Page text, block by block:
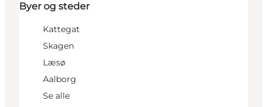
Byer og steder
Kattegat
Skagen
Læsø
Aalborg
Se alle